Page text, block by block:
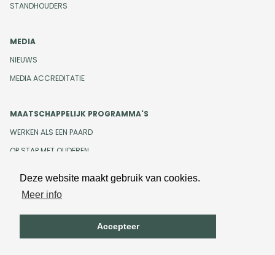
Deze website maakt gebruik van cookies.
Meer info
Accepteer
STANDHOUDERS
MEDIA
NIEUWS
MEDIA ACCREDITATIE
MAATSCHAPPELIJK PROGRAMMA'S
WERKEN ALS EEN PAARD
OP STAP MET OUDEREN
Design en development door